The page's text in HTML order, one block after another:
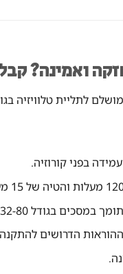
ואמינה?
וסיבוב של 120 מעלות, תוכלו ליהנות מחוויית צפייה אופטימלית
בפני קורוזיה.
במסכים בגודל 32-80 אינץ'.
הדרושים